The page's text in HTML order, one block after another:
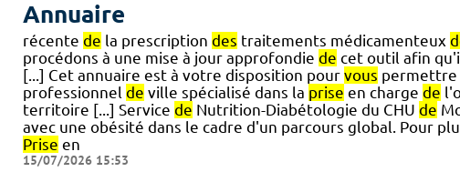
Annuaire
récente de la prescription des traitements médicamenteux
procédons à une mise à jour approfondie de cet outil afin
[...] Cet annuaire est à votre disposition pour vous permettre
professionnel de ville spécialisé dans la prise en charge de
territoire [...] Service de Nutrition-Diabétologie du CHU de
avec une obésité dans le cadre d'un parcours global. Pour
Prise en
15/07/2026 15:53